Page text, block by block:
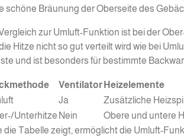
schöne Bräunung der Oberseite des
Vergleich zur Umluft-Funktion ist bei der
Hitze nicht so gut verteilt wird wie bei
und ist besonders für bestimmte
Ventilator Heizelemente
Ja
Zusätzliche
Unterhitze Nein
Obere und untere
die Tabelle zeigt, ermöglicht die Umluft-